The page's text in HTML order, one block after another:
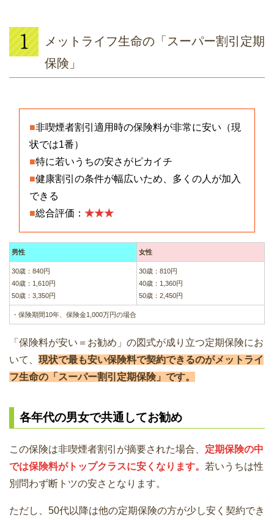
メットライフ生命の「スーパー割引定期
保険」
■非喫煙者割引適用時の保険料が非常に安い（現
状では1番）
■特に若いうちの安さがピカイチ
■健康割引の条件が幅広いため、多くの人が加入
できる
■総合評価： ★★★
男性 女性
30歳：840円
40歳：1,610円
50歳：3,350円
30歳：810円
40歳：1,360円
50歳：2,450円
・保険期間10年、保険金1,000万円の場合
「保険料が安い＝お勧め」の図式が成り立つ定期保険にお
いて、 現状で最も安い保険料で契約できるのがメットライ
フ生命の「スーパー割引定期保険」です。
各年代の男女で共通してお勧め
この保険は非喫煙者割引が摘要された場合、 定期保険の中
では保険料がトップクラスに安くなります。 若いうちは性
別問わず断トツの安さとなります。
ただし、50代以降は他の定期保険の方が少し安く契約でき